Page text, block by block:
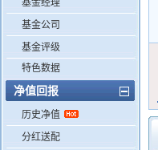
基金经理
基金公司
基金评级
特色数据
净值回报
历史净值
分红送配